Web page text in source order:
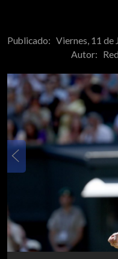
Publicado: Viernes, 11 de
Autor: